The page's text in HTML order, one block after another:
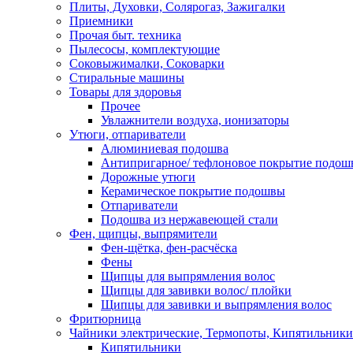
Плиты, Духовки, Солярогаз, Зажигалки
Приемники
Прочая быт. техника
Пылесосы, комплектующие
Соковыжималки, Соковарки
Стиральные машины
Товары для здоровья
Прочее
Увлажнители воздуха, ионизаторы
Утюги, отпариватели
Алюминиевая подошва
Антипригарное/ тефлоновое покрытие
Дорожные утюги
Керамическое покрытие подошвы
Отпариватели
Подошва из нержавеющей стали
Фен, щипцы, выпрямители
Фен-щётка, фен-расчёска
Фены
Щипцы для выпрямления волос
Щипцы для завивки волос/ плойки
Щипцы для завивки и выпрямления волос
Фритюрница
Чайники электрические, Термопоты, Кипятильники
Кипятильники